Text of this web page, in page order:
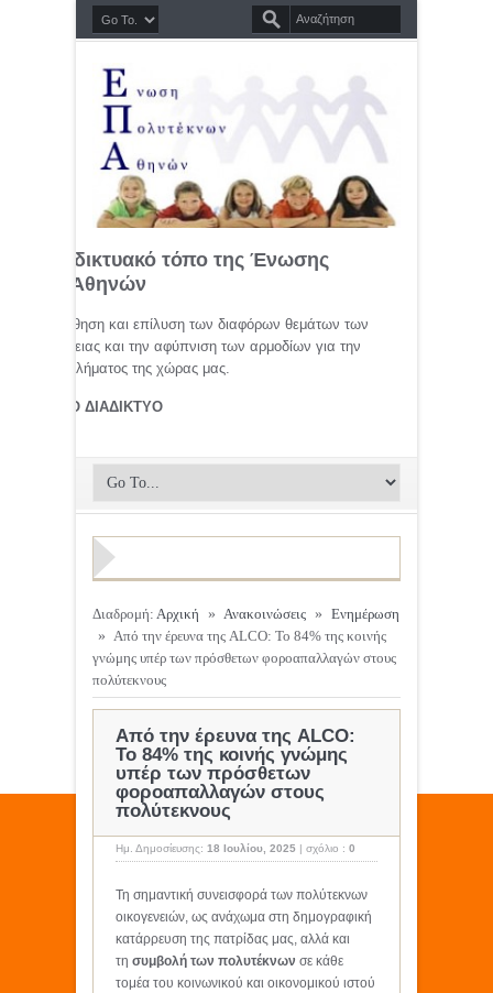
διαδικτυακό τόπο της Ένωσης
Αθηνών
προώθηση και επίλυση των διαφόρων θεμάτων των
οικογένειας και την αφύπνιση των αρμοδίων για την
προβλήματος της χώρας μας.
ΣΤΟ ΔΙΑΔΙΚΤΥΟ
Διαδρομή: Αρχική » Ανακοινώσεις » Ενημέρωση
» Από την έρευνα της ALCO: Το 84% της κοινής
γνώμης υπέρ των πρόσθετων φοροαπαλλαγών στους
πολύτεκνους
Από την έρευνα της ALCO:
Το 84% της κοινής γνώμης
υπέρ των πρόσθετων
φοροαπαλλαγών στους
πολύτεκνους
Ημ. Δημοσίευσης: 18 Ιουλίου, 2025 | σχόλιο : 0
Τη σημαντική συνεισφορά των πολύτεκνων
οικογενειών, ως ανάχωμα στη δημογραφική
κατάρρευση της πατρίδας μας, αλλά και
τη συμβολή των πολυτέκνων σε κάθε
τομέα του κοινωνικού και οικονομικού ιστού